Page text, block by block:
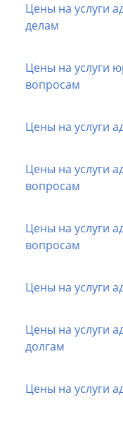
Цены на услуги
делам
Цены на услуги
вопросам
Цены на услуги
Цены на услуги
вопросам
Цены на услуги
вопросам
Цены на услуги
Цены на услуги
долгам
Цены на услуги